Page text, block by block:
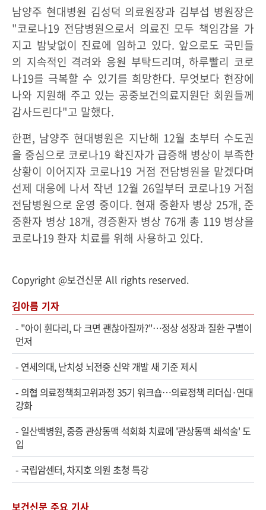
남양주 현대병원 김성덕 의료원장과 김부섭 병원장은
"코로나19 전담병원으로서 의료진 모두 책임감을 가
지고 밤낮없이 진료에 임하고 있다. 앞으로도 국민들
의 지속적인 격려와 응원 부탁드리며, 하루빨리 코로
나19를 극복할 수 있기를 희망한다. 무엇보다 현장에
나와 지원해 주고 있는 공중보건의료지원단 회원들께
감사드린다"고 말했다.
한편, 남양주 현대병원은 지난해 12월 초부터 수도권
을 중심으로 코로나19 확진자가 급증해 병상이 부족한
상황이 이어지자 코로나19 거점 전담병원을 맡겠다며
선제 대응에 나서 작년 12월 26일부터 코로나19 거점
전담병원으로 운영 중이다. 현재 중환자 병상 25개, 준
중환자 병상 18개, 경증환자 병상 76개 총 119 병상을
코로나19 환자 치료를 위해 사용하고 있다.
Copyright @보건신문 All rights reserved.
김아름 기자
- "아이 휜다리, 다 크면 괜찮아질까?"…정상 성장과 질환 구별이
먼저
- 연세의대, 난치성 뇌전증 신약 개발 새 기준 제시
- 의협 의료정책최고위과정 35기 워크숍…의료정책 리더십·연대
강화
- 일산백병원, 중증 관상동맥 석회화 치료에 '관상동맥 쇄석술' 도
입
-국립암센터, 차지호 의원 초청 특강
보건신문 주요 기사